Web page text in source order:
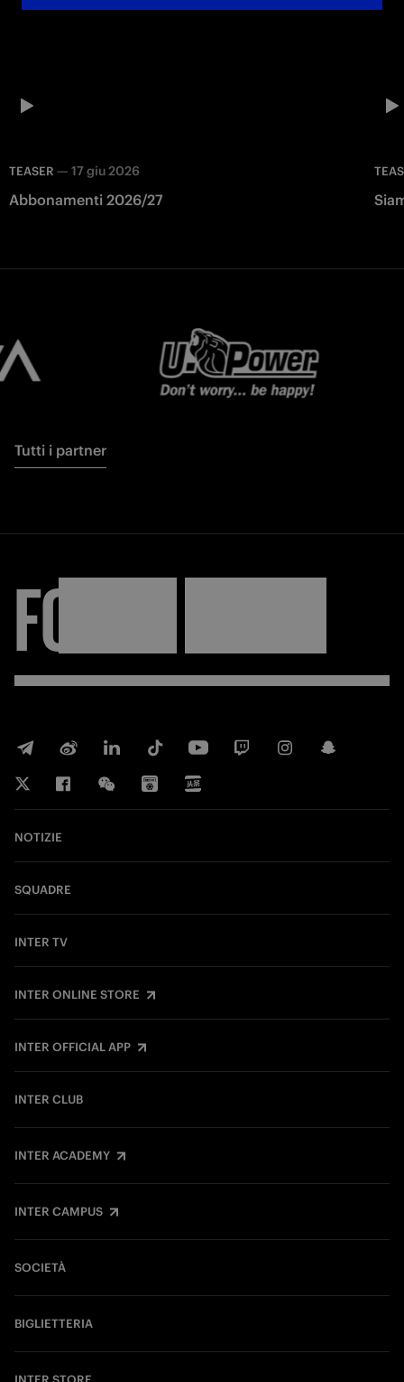
TEASER — 17 giu 2026
Abbonamenti 2026/27
Tutti i partner
FORZA
NOTIZIE
SQUADRE
INTER TV
INTER ONLINE STORE
INTER OFFICIAL APP
INTER CLUB
INTER ACADEMY
INTER CAMPUS
SOCIETÀ
BIGLIETTERIA